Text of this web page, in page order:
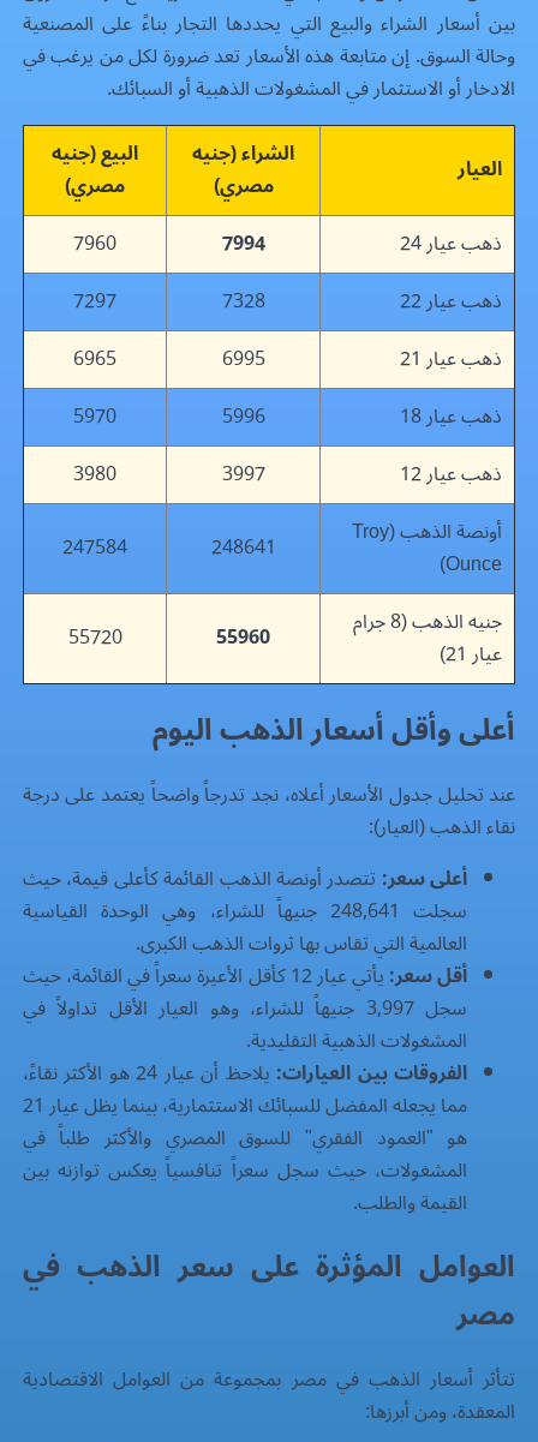
بين أسعار الشراء والبيع التي يحددها التجار بناءً على المصنعية
وحالة السوق. إن متابعة هذه الأسعار تعد ضرورة لكل من يرغب في
الادخار أو الاستثمار في المشغولات الذهبية أو السبائك.
العيار
الشراء (جنيه
مصري)
البيع (جنيه
مصري)
ذهب عيار 24
7994
7960
ذهب عيار 22
7328
7297
ذهب عيار 21
6995
6965
ذهب عيار 18
5996
5970
ذهب عيار 12
3997
3980
أونصة الذهب (Troy
Ounce)
248641
247584
جنيه الذهب (8 جرام
عيار 21) 55960
55720
أعلى وأقل أسعار الذهب اليوم
عند تحليل جدول الأسعار أعلاه، نجد تدرجاً واضحاً يعتمد على درجة
نقاء الذهب (العيار):
أعلى سعر: تتصدر أونصة الذهب القائمة كأعلى قيمة، حيث
سجلت 248,641 جنيهاً للشراء، وهي الوحدة القياسية
العالمية التي تقاس بها ثروات الذهب الكبرى.
أقل سعر: يأتي عيار 12 كأقل الأعيرة سعراً في القائمة، حيث
سجل 3,997 جنيهاً للشراء، وهو العيار الأقل تداولاً في
المشغولات الذهبية التقليدية.
الفروقات بين العيارات: يلاحظ أن عيار 24 هو الأكثر نقاءً،
مما يجعله المفضل للسبائك الاستثمارية، بينما يظل عيار 21
هو "العمود الفقري" للسوق المصري والأكثر طلباً في
المشغولات، حيث سجل سعراً تنافسياً يعكس توازنه بين
القيمة والطلب.
العوامل المؤثرة على سعر الذهب في
مصر
تتأثر أسعار الذهب في مصر بمجموعة من العوامل الاقتصادية
المعقدة، ومن أبرزها: